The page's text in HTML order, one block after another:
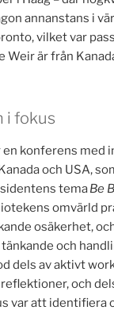
annanstans i
vilket var
Weir är från
i fokus
en konferens med
och USA,
temaBe
omvärld
osäkerhet,
och
dels av aktivt
och
var att identifiera